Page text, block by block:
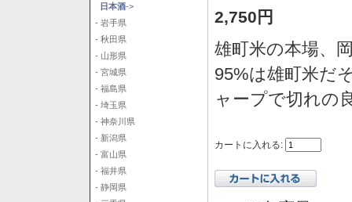
日本酒->
- 岩手県
- 秋田県
- 山形県
- 宮城県
- 福島県
- 埼玉県
- 神奈川県
- 新潟県
- 富山県
- 福井県
- 静岡県
2,750円
雄町米の本場、
95%は雄町米だ
ャープで切れの
カートに入れる: